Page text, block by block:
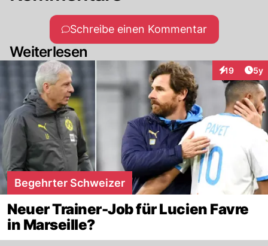
Schreibe einen Kommentar
Weiterlesen
19 5y
Begehrter Schweizer
Neuer Trainer-Job für Lucien Favre
in Marseille?